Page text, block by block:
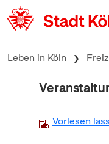
zum Inhalt springen
Leben in Köln
Vorlesen